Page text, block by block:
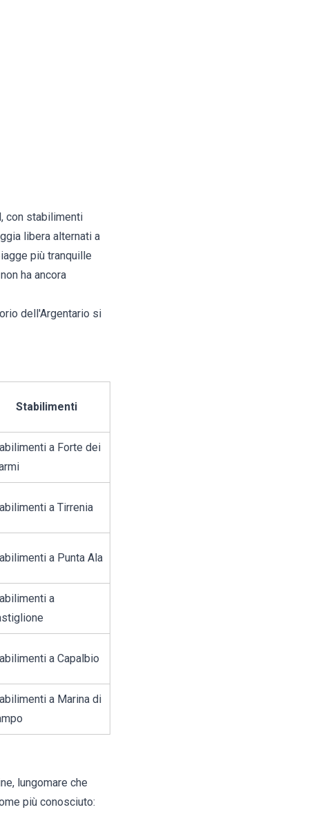
con stabilimenti
libera alternati a
più tranquille
ha ancora
dell'Argentario si
Stabilimenti
a Forte dei
a Tirrenia
a Punta Ala
a
a Capalbio
a Marina di
lungomare che
più conosciuto: